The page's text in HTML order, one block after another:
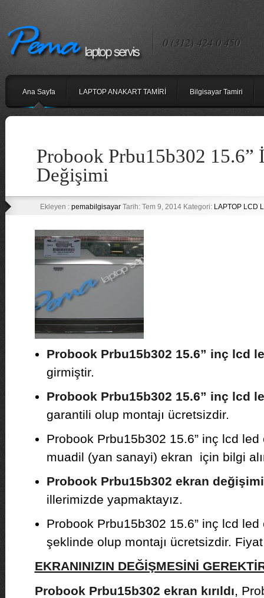
0 (312) 424 0 450
Ana Sayfa LAPTOP ANAKART TAMİRİ Bilgisayar Tamiri
Probook Prbu15b302
Değişimi
Ekleyen : pemabilgisayarTarih: Tem 9, 2014 Kategori: LAPTOP LCD
Probook Prbu15b302 15.6” inç lcd
girmiştir.
Probook Prbu15b302 15.6” inç lcd
garantili olup montajı ücretsizdir.
Probook Prbu15b302 15.6” inç lcd
muadil (yan sanayi) ekran için bilgi
Probook Prbu15b302 ekran
illerimizde yapmaktayız.
Probook Prbu15b302 15.6” inç lcd led
şeklinde olup montajı ücretsizdir.
EKRANINIZIN DEĞİŞMESİNİ
Probook Prbu15b302 ekran kırıldı,